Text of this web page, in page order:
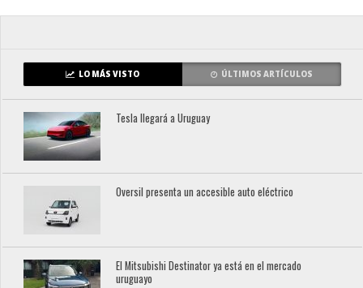
LO MÁS VISTO ÚLTIMOS ARTÍCULOS
Tesla llegará a Uruguay
Oversil presenta un accesible auto eléctrico
El Mitsubishi Destinator ya está en el mercado
uruguayo